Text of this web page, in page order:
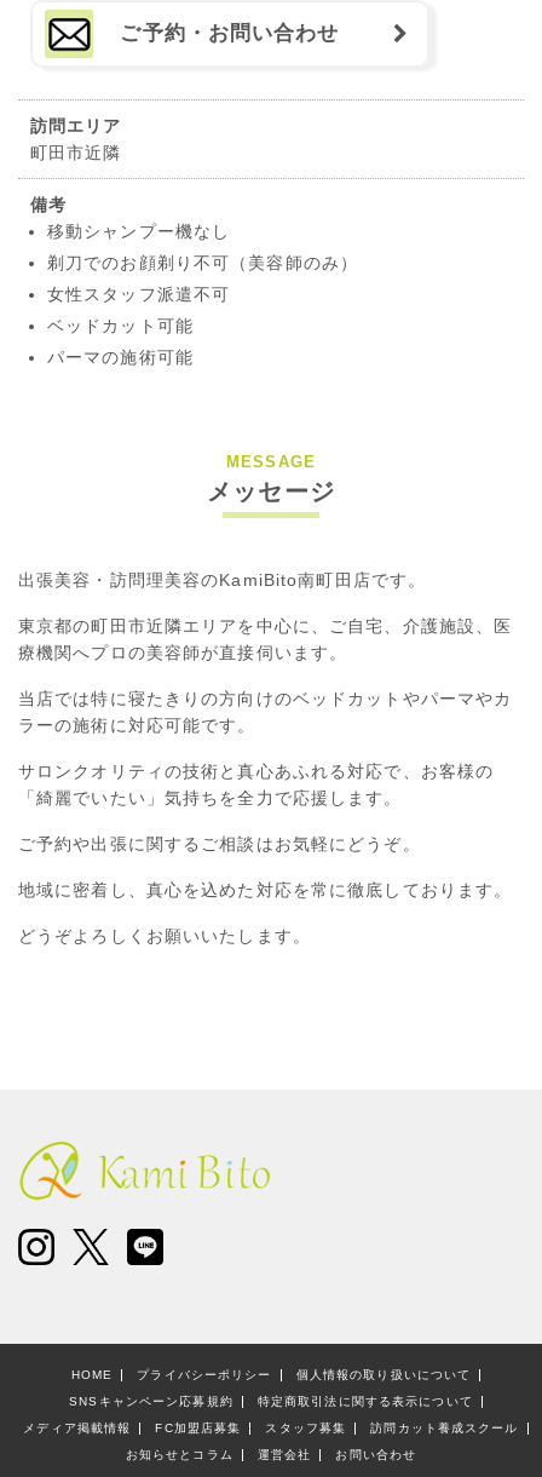
ご予約・お問い合わせ
訪問エリア
町田市近隣
備考
移動シャンプー機なし
剃刀でのお顔剃り不可（美容師のみ）
女性スタッフ派遣不可
ベッドカット可能
パーマの施術可能
MESSAGE
メッセージ
出張美容・訪問理美容のKamiBito南町田店です。
東京都の町田市近隣エリアを中心に、ご自宅、介護施設、医
療機関へプロの美容師が直接伺います。
当店では特に寝たきりの方向けのベッドカットやパーマやカ
ラーの施術に対応可能です。
サロンクオリティの技術と真心あふれる対応で、お客様の
「綺麗でいたい」気持ちを全力で応援します。
ご予約や出張に関するご相談はお気軽にどうぞ。
地域に密着し、真心を込めた対応を常に徹底しております。
どうぞよろしくお願いいたします。
HOME プライバシーポリシー
個人情報の取り扱いについて
SNSキャンペーン応募規約
特定商取引法に関する表示について
メディア掲載情報
FC加盟店募集 スタッフ募集
訪問カット養成スクール
お知らせとコラム
運営会社 お問い合わせ